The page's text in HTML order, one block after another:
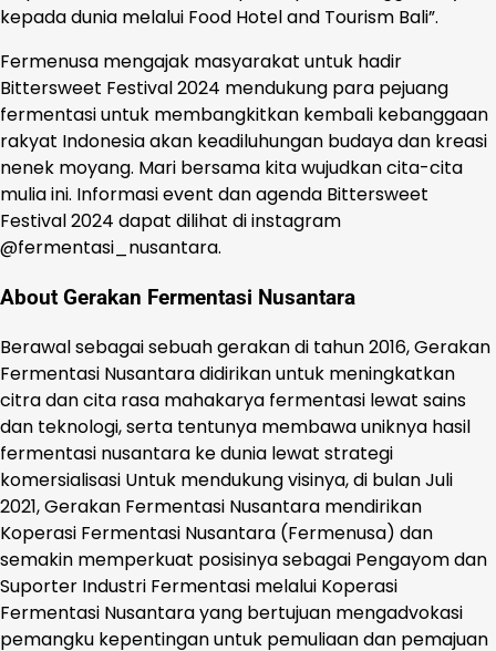
kepada dunia melalui Food Hotel and Tourism Bali”.
Fermenusa mengajak masyarakat untuk hadir
Bittersweet Festival 2024 mendukung para pejuang
fermentasi untuk membangkitkan kembali kebanggaan
rakyat Indonesia akan keadiluhungan budaya dan kreasi
nenek moyang. Mari bersama kita wujudkan cita-cita
mulia ini. Informasi event dan agenda Bittersweet
Festival 2024 dapat dilihat di instagram
@fermentasi_nusantara.
About Gerakan Fermentasi Nusantara
Berawal sebagai sebuah gerakan di tahun 2016, Gerakan
Fermentasi Nusantara didirikan untuk meningkatkan
citra dan cita rasa mahakarya fermentasi lewat sains
dan teknologi, serta tentunya membawa uniknya hasil
fermentasi nusantara ke dunia lewat strategi
komersialisasi Untuk mendukung visinya, di bulan Juli
2021, Gerakan Fermentasi Nusantara mendirikan
Koperasi Fermentasi Nusantara (Fermenusa) dan
semakin memperkuat posisinya sebagai Pengayom dan
Suporter Industri Fermentasi melalui Koperasi
Fermentasi Nusantara yang bertujuan mengadvokasi
pemangku kepentingan untuk pemuliaan dan pemajuan